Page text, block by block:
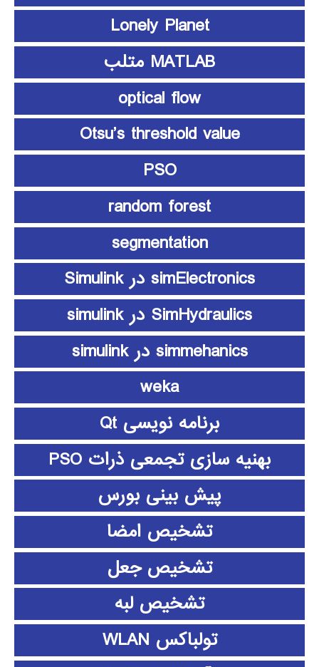
Lonely Planet
MATLAB متلب
optical flow
Otsu’s threshold value
PSO
random forest
segmentation
simElectronics در Simulink
SimHydraulics در simulink
simmehanics در simulink
weka
برنامه نویسی Qt
بهنیه سازی تجمعی ذرات PSO
پیش بینی بورس
تشخیص امضا
تشخیص جعل
تشخیص لبه
تولباکس WLAN